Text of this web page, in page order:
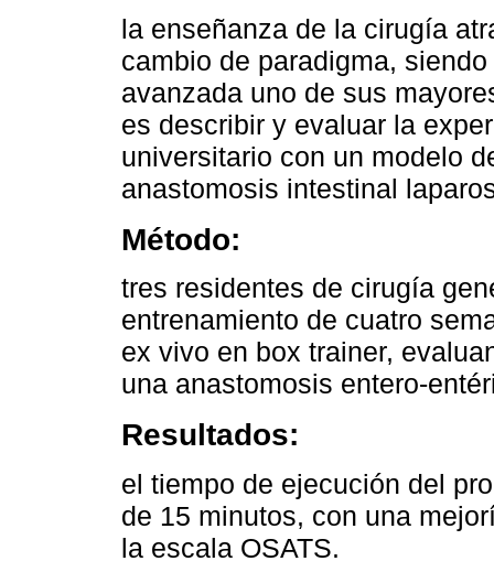
la enseñanza de la cirugía
cambio de paradigma,
avanzada uno de sus
es describir y evaluar la
universitario con un modelo
anastomosis intestinal
Método:
tres residentes de cirugía
entrenamiento de cuatro
ex vivo en box trainer,
una anastomosis entero-
Resultados:
el tiempo de ejecución del
de 15 minutos, con una
la escala OSATS.